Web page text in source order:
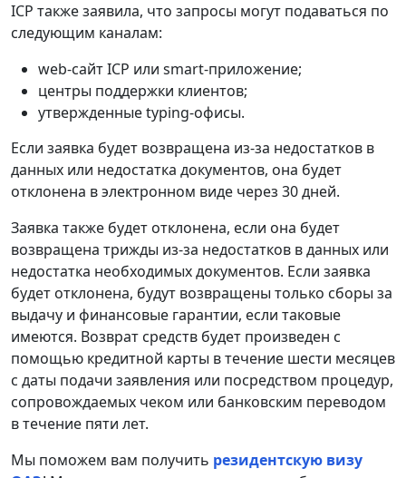
ICP также заявила, что запросы могут подаваться по
следующим каналам:
web-сайт ICP или smart-приложение;
центры поддержки клиентов;
утвержденные typing-офисы.
Если заявка будет возвращена из-за недостатков в
данных или недостатка документов, она будет
отклонена в электронном виде через 30 дней.
Заявка также будет отклонена, если она будет
возвращена трижды из-за недостатков в данных или
недостатка необходимых документов. Если заявка
будет отклонена, будут возвращены только сборы за
выдачу и финансовые гарантии, если таковые
имеются. Возврат средств будет произведен с
помощью кредитной карты в течение шести месяцев
с даты подачи заявления или посредством процедур,
сопровождаемых чеком или банковским переводом
в течение пяти лет.
Мы поможем вам получить резидентскую визу